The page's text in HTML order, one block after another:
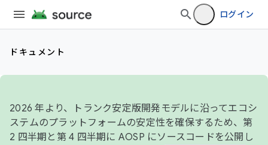
ログイン
ドキュメント
2026 年より、トランク安定版開発モデルに沿ってエコシ
ステムのプラットフォームの安定性を確保するため、第
2 四半期と第 4 四半期に AOSP にソースコードを公開し